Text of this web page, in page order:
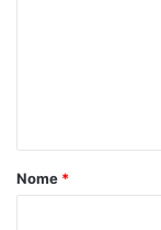
á
r
Nome *